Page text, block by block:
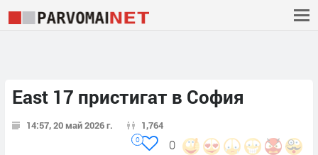
East 17 пристигат в София
14:57, 20 май 2026 г. 1,764
0
0